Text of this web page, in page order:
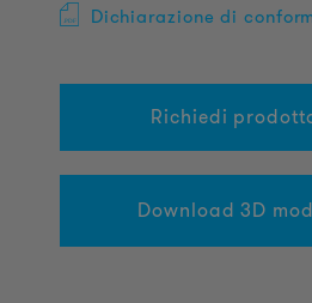
Dichiarazione di
Richiedi
Download 3D